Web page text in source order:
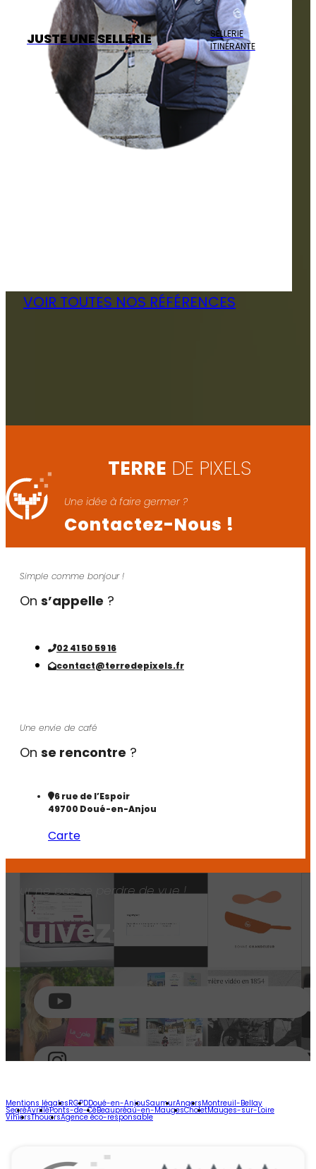
JUSTE UNE SELLERIE
SELLERIE
ITINÉRANTE
VOIR TOUTES NOS RÉFÉRENCES
TERRE DE PIXELS
Une idée à faire germer ?
Contactez-Nous !
Simple comme bonjour !
On s’appelle ?
02 41 50 59 16
contact@terredepixels.fr
Une envie de café
On se rencontre ?
6 rue de l’Espoir
49700 Doué-en-Anjou
Carte
Pour ne pas se perdre de vue !
Suivez-nous !
Mentions légalesRGPDDoué-en-AnjouSaumurAngersMontreuil-Bellay
SegréAvrilléPonts-de-CéBeaupréau-en-MaugesCholetMauges-sur-Loire
VihiersThouarsAgence éco-responsable